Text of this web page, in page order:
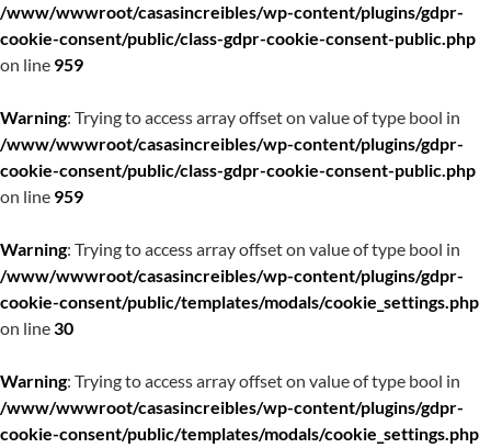
/www/wwwroot/casasincreibles/wp-content/plugins/gdpr-
cookie-consent/public/class-gdpr-cookie-consent-public.php
on line 959
Warning: Trying to access array offset on value of type bool in
/www/wwwroot/casasincreibles/wp-content/plugins/gdpr-
cookie-consent/public/class-gdpr-cookie-consent-public.php
on line 959
Warning: Trying to access array offset on value of type bool in
/www/wwwroot/casasincreibles/wp-content/plugins/gdpr-
cookie-consent/public/templates/modals/cookie_settings.php
on line30
Warning: Trying to access array offset on value of type bool in
/www/wwwroot/casasincreibles/wp-content/plugins/gdpr-
cookie-consent/public/templates/modals/cookie_settings.php